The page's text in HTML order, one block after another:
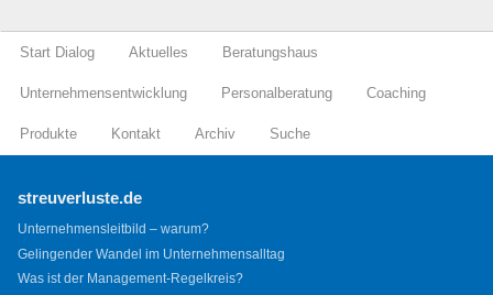
Start Dialog Aktuelles Beratungshaus
Unternehmensentwicklung Personalberatung Coaching
Produkte Kontakt Archiv Suche
streuverluste.de
Unternehmensleitbild – warum?
Gelingender Wandel im Unternehmensalltag
Was ist der Management-Regelkreis?